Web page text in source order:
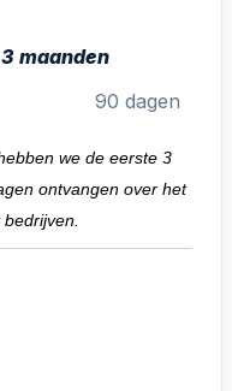
maanden
90 dagen
we de eerste 3
ontvangen over het